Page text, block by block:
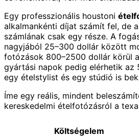
Egy professzionális houstoni
alkalmankénti díjat számít fel, de
számlának csak egy része. A
nagyjából 25–300 dollár között
fotózások 800–2500 dollár körül
gyártási napok pedig elérhetik az
egy ételstylist és egy stúdió is
Íme egy reális, mindent
kereskedelmi ételfotózásról a
Költségelem